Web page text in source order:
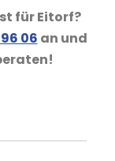
für Eitorf?
06 an und